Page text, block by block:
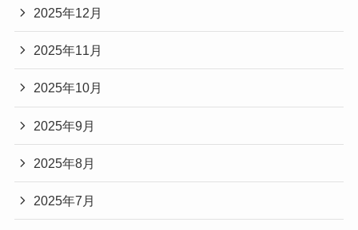
2025年12月
2025年11月
2025年10月
2025年9月
2025年8月
2025年7月